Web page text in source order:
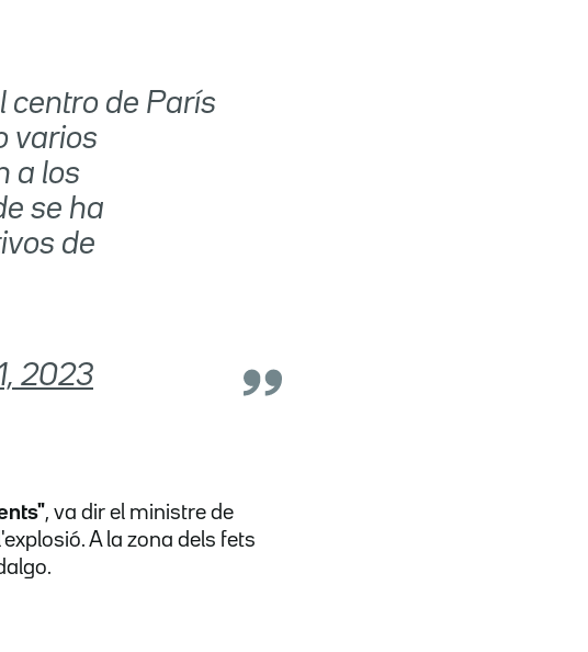
centro de París
varios
a los
se ha
de
2023
, va dir el ministre de
A la zona dels fets